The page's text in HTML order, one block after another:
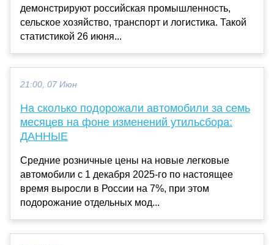
демонстрируют российская промышленность,
сельское хозяйство, транспорт и логистика. Такой
статистикой 26 июня...
21:00, 07 Июн
На сколько подорожали автомобили за семь
месяцев на фоне изменений утильсбора:
ДАННЫЕ
Средние розничные цены на новые легковые
автомобили с 1 декабря 2025-го по настоящее
время выросли в России на 7%, при этом
подорожание отдельных мод...